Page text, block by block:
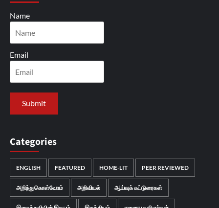
Name
Email
Categories
ENGLISH FEATURED HOME-LIT PEER REVIEWED
அறிந்துகொள்வோம் அறிவியல் ஆய்வுக் கட்டுரைகள்